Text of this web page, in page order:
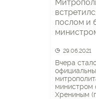
послом и
29.06.2021
Вчера
министром
Хрениным